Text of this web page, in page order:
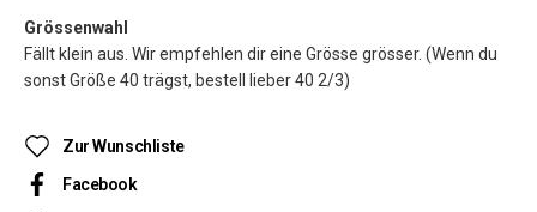
Grössenwahl
Fällt klein aus. Wir empfehlen dir eine Grösse grösser. (Wenn du
sonst Größe 40 trägst, bestell lieber 40 2/3)
Zur Wunschliste
Facebook